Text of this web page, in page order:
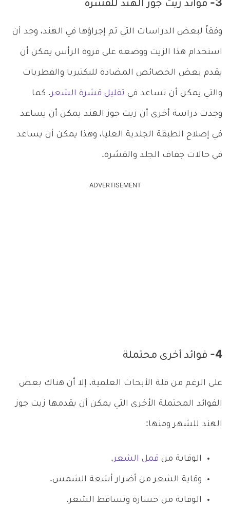
3- فوائد زيت جوز الهند للقشرة
وفقاً لبعض الدراسات التي تم إجراؤها في الهند، وجد أن
استخدام هذا الزيت ووضعه على فروة الرأس يمكن أن
يقدم بعض الخصائص المضادة للبكتيريا والفطريات
والتي يمكن أن تساعد في تقليل قشرة الشعر. كما
وجدت دراسة أخرى أن زيت جوز الهند يمكن أن يساعد
في إصلاح الطبقة الجلدية العليا، وهذا يمكن أن يساعد
في حالات جفاف الجلد والقشرة.
ADVERTISEMENT
4- فوائد أخرى محتملة
على الرغم من قلة الأبحاث العلمية، إلا أن هناك بعض
الفوائد المحتملة الأخرى التي يمكن أن يقدمها زيت جوز
الهند للشهر ومنها:
الوقاية من قمل الشعر.
وقاية الشعر من أضرار أشعة الشمس.
الوقاية من خسارة وتساقط الشعر.